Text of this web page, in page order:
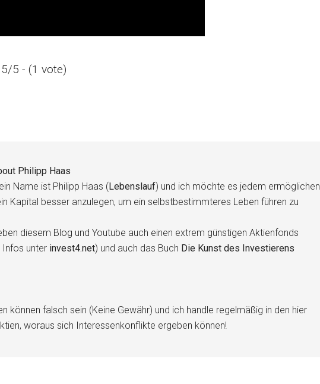
5/5 - (1 vote)
Philipp Haas
Name ist Philipp Haas (Lebenslauf) und ich möchte es jedem ermöglichen
Kapital besser anzulegen, um ein selbstbestimmteres Leben führen zu
diesem Blog und Youtube auch einen extrem günstigen Aktienfonds
Infos unter invest4.net) und auch das Buch Die Kunst des Investierens
können falsch sein (Keine Gewähr) und ich handle regelmäßig in den hier
woraus sich Interessenkonflikte ergeben können!